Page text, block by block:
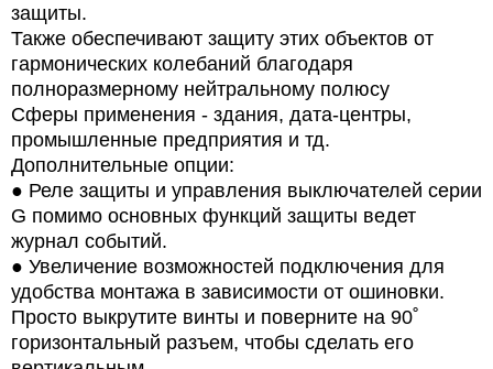
защиты.
Также обеспечивают защиту этих объектов от
гармонических колебаний благодаря
полноразмерному нейтральному полюсу
Сферы применения - здания, дата-центры,
промышленные предприятия и тд.
Дополнительные опции:
● Реле защиты и управления выключателей серии
G помимо основных функций защиты ведет
журнал событий.
● Увеличение возможностей подключения для
удобства монтажа в зависимости от ошиновки.
Просто выкрутите винты и поверните на 90˚
горизонтальный разъем, чтобы сделать его